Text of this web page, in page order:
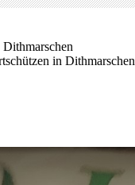
in Dithmarschen